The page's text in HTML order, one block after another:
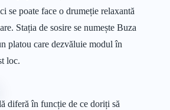
se poate face o drumeție relaxantă
Stația de sosire se numește Buza
platou care dezvăluie modul în
loc.
diferă în funcție de ce doriți să